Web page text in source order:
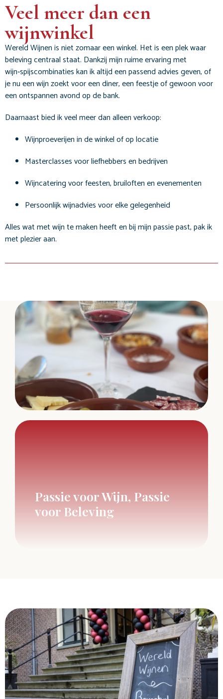
Veel meer dan een
wijnwinkel
Wereld Wijnen is niet zomaar een winkel. Het is een plek waar
beleving centraal staat. Dankzij mijn ruime ervaring met
wijn‑spijscombinaties kan ik altijd een passend advies geven, of
je nu een wijn zoekt voor een diner, een feestje of gewoon voor
een ontspannen avond op de bank.
Daarnaast bied ik veel meer dan alleen verkoop:
Wijnproeverijen in de winkel of op locatie
Masterclasses voor liefhebbers en bedrijven
Wijncatering voor feesten, bruiloften en evenementen
Persoonlijk wijnadvies voor elke gelegenheid
Alles wat met wijn te maken heeft en bij mijn passie past, pak ik
met plezier aan.
Passie voor Wijn, Passie
voor Beleving